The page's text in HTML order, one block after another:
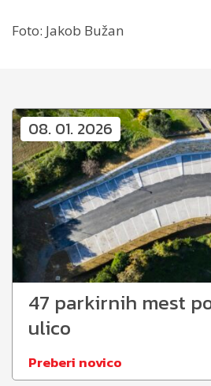
Foto: Jakob Bužan
08. 01. 2026
47 parkirnih mest
ulico
Preberi novico